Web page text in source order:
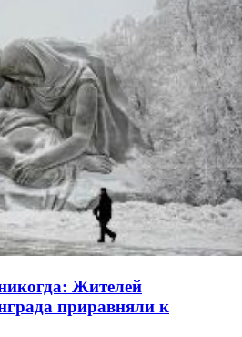
Жителей
приравняли к